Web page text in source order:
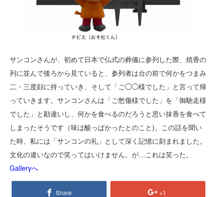
サンコンさんが、初めて日本で仏式の葬儀に参列した際、焼香の
列に並んで後ろから見ていると、参列者は台の前で何かをつまみ
二・三度顔に持っていき、そして「ご◯◯様でした」と言って帰
っていきます。サンコンさんは「ご愁傷様でした」を「御馳走様
でした」と勘違いし、何かを食べるのだろうと思い抹香を食べて
しまったそうです（味は酸っぱかったとのこと)。この話を聞い
た時、私には「サンコンの礼」として深く記憶に刻まれました。
文化の違いなので笑ってはいけません。が…これは笑った。
Galleryへ
Share +1